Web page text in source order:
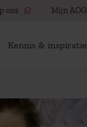
ons Mijn AOG
Kennis & inspiratie